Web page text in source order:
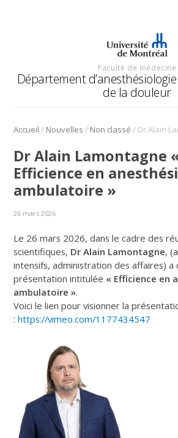
Faculté de médecine
Département
de la douleur
Accueil / Nouvelles / Non classé /
Dr Alain Lamontagne
Efficience en
ambulatoire »
26 mars 2026
Le 26 mars 2026, dans le cadre des
scientifiques, Dr Alain Lamontagne,
intensifs, administration des affaires) a
présentation intitulée « Efficience en
ambulatoire ».
Voici le lien pour visionner la
:https://vimeo.com/1177434547